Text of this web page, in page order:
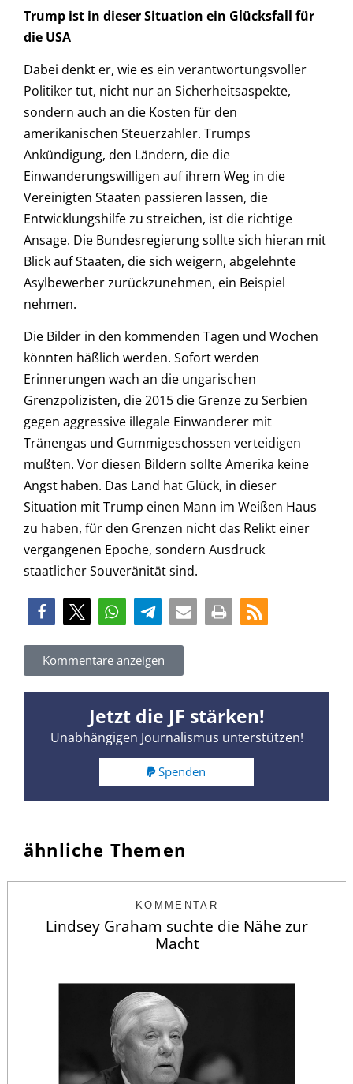
Trump ist in dieser Situation ein Glücksfall für
die USA
Dabei denkt er, wie es ein verantwortungsvoller
Politiker tut, nicht nur an Sicherheitsaspekte,
sondern auch an die Kosten für den
amerikanischen Steuerzahler. Trumps
Ankündigung, den Ländern, die die
Einwanderungswilligen auf ihrem Weg in die
Vereinigten Staaten passieren lassen, die
Entwicklungshilfe zu streichen, ist die richtige
Ansage. Die Bundesregierung sollte sich hieran mit
Blick auf Staaten, die sich weigern, abgelehnte
Asylbewerber zurückzunehmen, ein Beispiel
nehmen.
Die Bilder in den kommenden Tagen und Wochen
könnten häßlich werden. Sofort werden
Erinnerungen wach an die ungarischen
Grenzpolizisten, die 2015 die Grenze zu Serbien
gegen aggressive illegale Einwanderer mit
Tränengas und Gummigeschossen verteidigen
mußten. Vor diesen Bildern sollte Amerika keine
Angst haben. Das Land hat Glück, in dieser
Situation mit Trump einen Mann im Weißen Haus
zu haben, für den Grenzen nicht das Relikt einer
vergangenen Epoche, sondern Ausdruck
staatlicher Souveränität sind.
Kommentare anzeigen
Jetzt die JF stärken!
Unabhängigen Journalismus unterstützen!
Spenden
ähnliche Themen
KOMMENTAR
Lindsey Graham suchte die Nähe zur
Macht